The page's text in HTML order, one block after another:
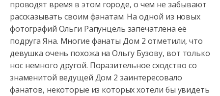
проводят время в этом городе, о чем не забывают
рассказывать своим фанатам. На одной из новых
фотографий Ольги Рапунцель запечатлена её
подруга Яна. Многие фанаты Дом 2 отметили, что
девушка очень похожа на Ольгу Бузову, вот только
нос немного другой. Поразительное сходство со
знаменитой ведущей Дом 2 заинтересовало
фанатов, некоторые из которых хотели бы увидеть